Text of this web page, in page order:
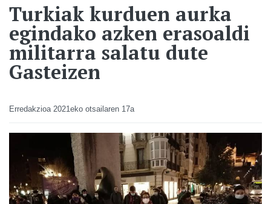
Turkiak kurduen aurka
egindako azken erasoaldi
militarra salatu dute
Gasteizen
Erredakzioa 2021eko otsailaren 17a